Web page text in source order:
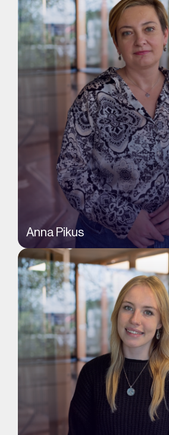
Anna Pikus